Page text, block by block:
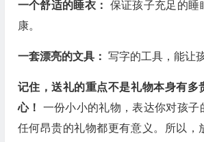
一个舒适的睡衣： 保证孩子充足的睡
康。
一套漂亮的文具： 写字的工具，能让
记住，送礼的重点不是礼物本身有多
心！ 一份小小的礼物，表达你对孩子
任何昂贵的礼物都更有意义。所以，